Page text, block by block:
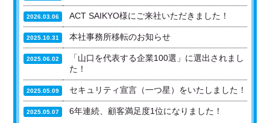
2026.03.06 ACT SAIKYO様にご来社いただきました！
2025.10.31 本社事務所移転のお知らせ
2025.06.02
「山口を代表する企業100選」に選出されまし
た！
2025.05.09 セキュリティ宣言（一つ星）をいたしました！
2025.05.07 6年連続、顧客満足度1位になりました！